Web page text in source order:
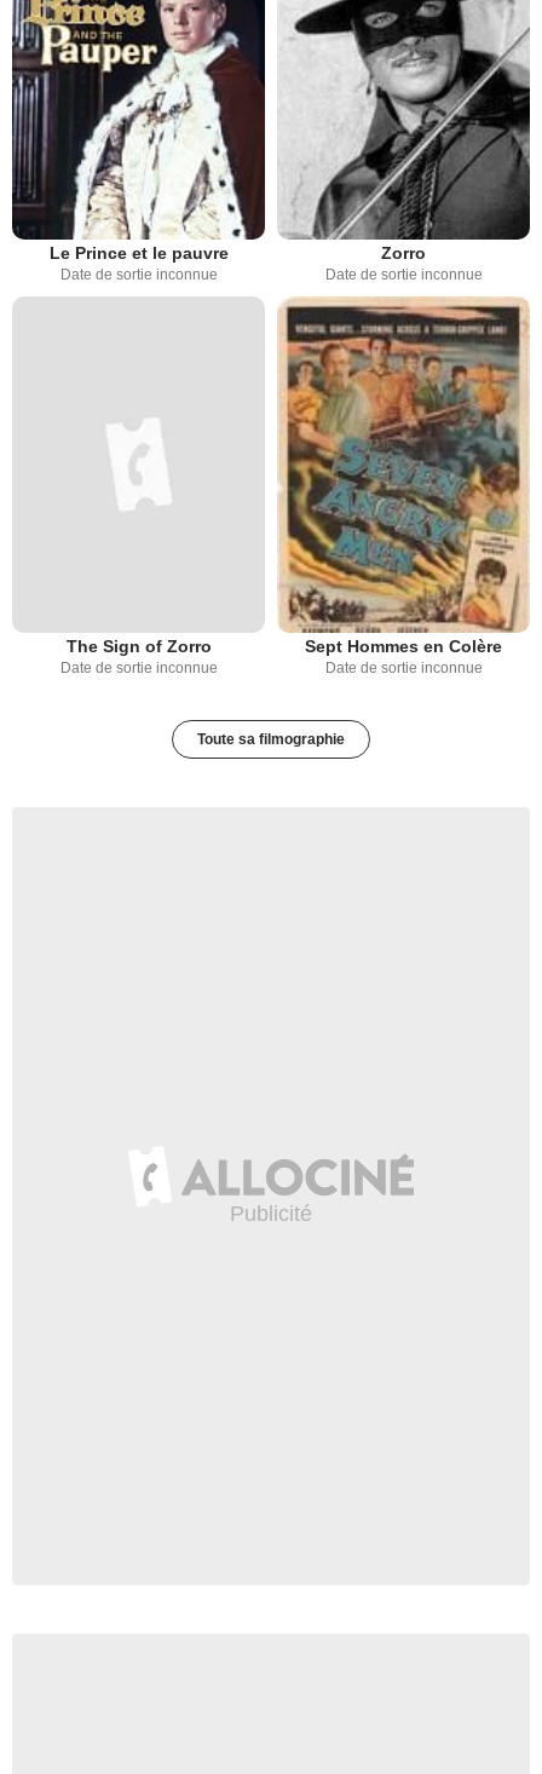
Le Prince et le pauvre
Date de sortie inconnue
Zorro
Date de sortie inconnue
The Sign of Zorro
Date de sortie inconnue
Sept Hommes en Colère
Date de sortie inconnue
Toute sa filmographie